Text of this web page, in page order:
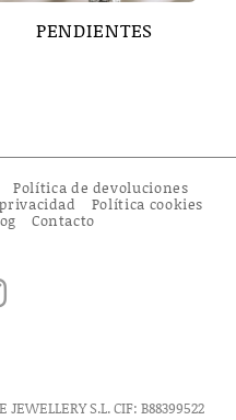
PENDIENTES
Política de devoluciones
Política cookies
Contacto
S.L. CIF: B88399522